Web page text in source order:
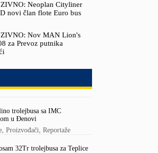
Neoplan Cityliner
novi član flote Euro bus
Nov MAN Lion's
za Prevoz putnika
trolejbusa sa IMC
u Đenovi
,Proizvođači,Reportaže
32Tr trolejbusa za Teplice